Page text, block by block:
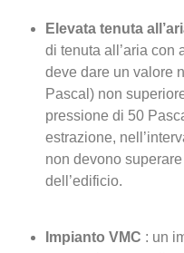
Elevata tenuta
di tenuta all’aria con
deve dare un valore
Pascal) non
pressione di 50
estrazione,
non devono
dell’edificio.
Impianto VMC : un